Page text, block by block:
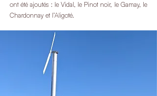
ont été ajoutés : le Vidal, le Pinot noir, le Gamay, le
Chardonnay et l’Aligoté.